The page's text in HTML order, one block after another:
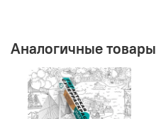
Аналогичные товары